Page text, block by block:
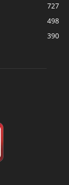
727
498
390